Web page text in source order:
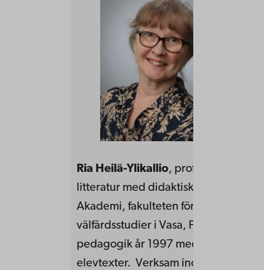
Ria Heilä-Ylikallio, professor i
litteratur med didaktisk inriktning
Akademi, fakulteten för pedagogik
välfärdsstudier i Vasa, Finland.
pedagogik år 1997 med en
elevtexter. Verksam inom